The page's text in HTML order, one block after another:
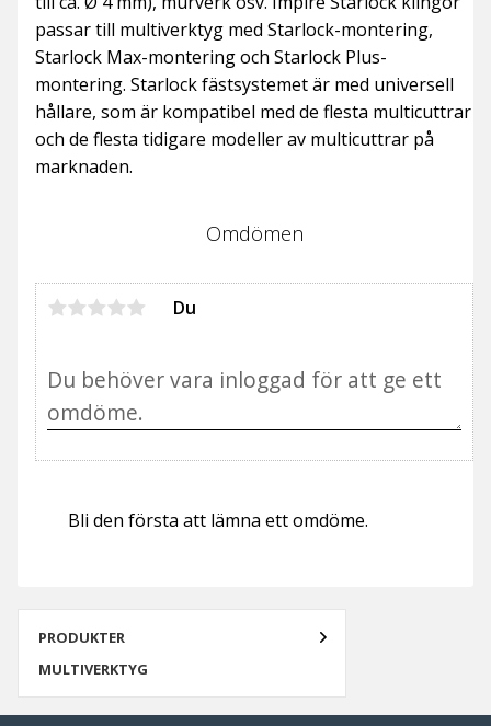
passar till multiverktyg med Starlock-montering,
Starlock Max-montering och Starlock Plus-
montering. Starlock fästsystemet är med universell
hållare, som är kompatibel med de flesta multicuttrar
och de flesta tidigare modeller av multicuttrar på
marknaden.
Omdömen
Du
Bli den första att lämna ett omdöme.
PRODUKTER
MULTIVERKTYG